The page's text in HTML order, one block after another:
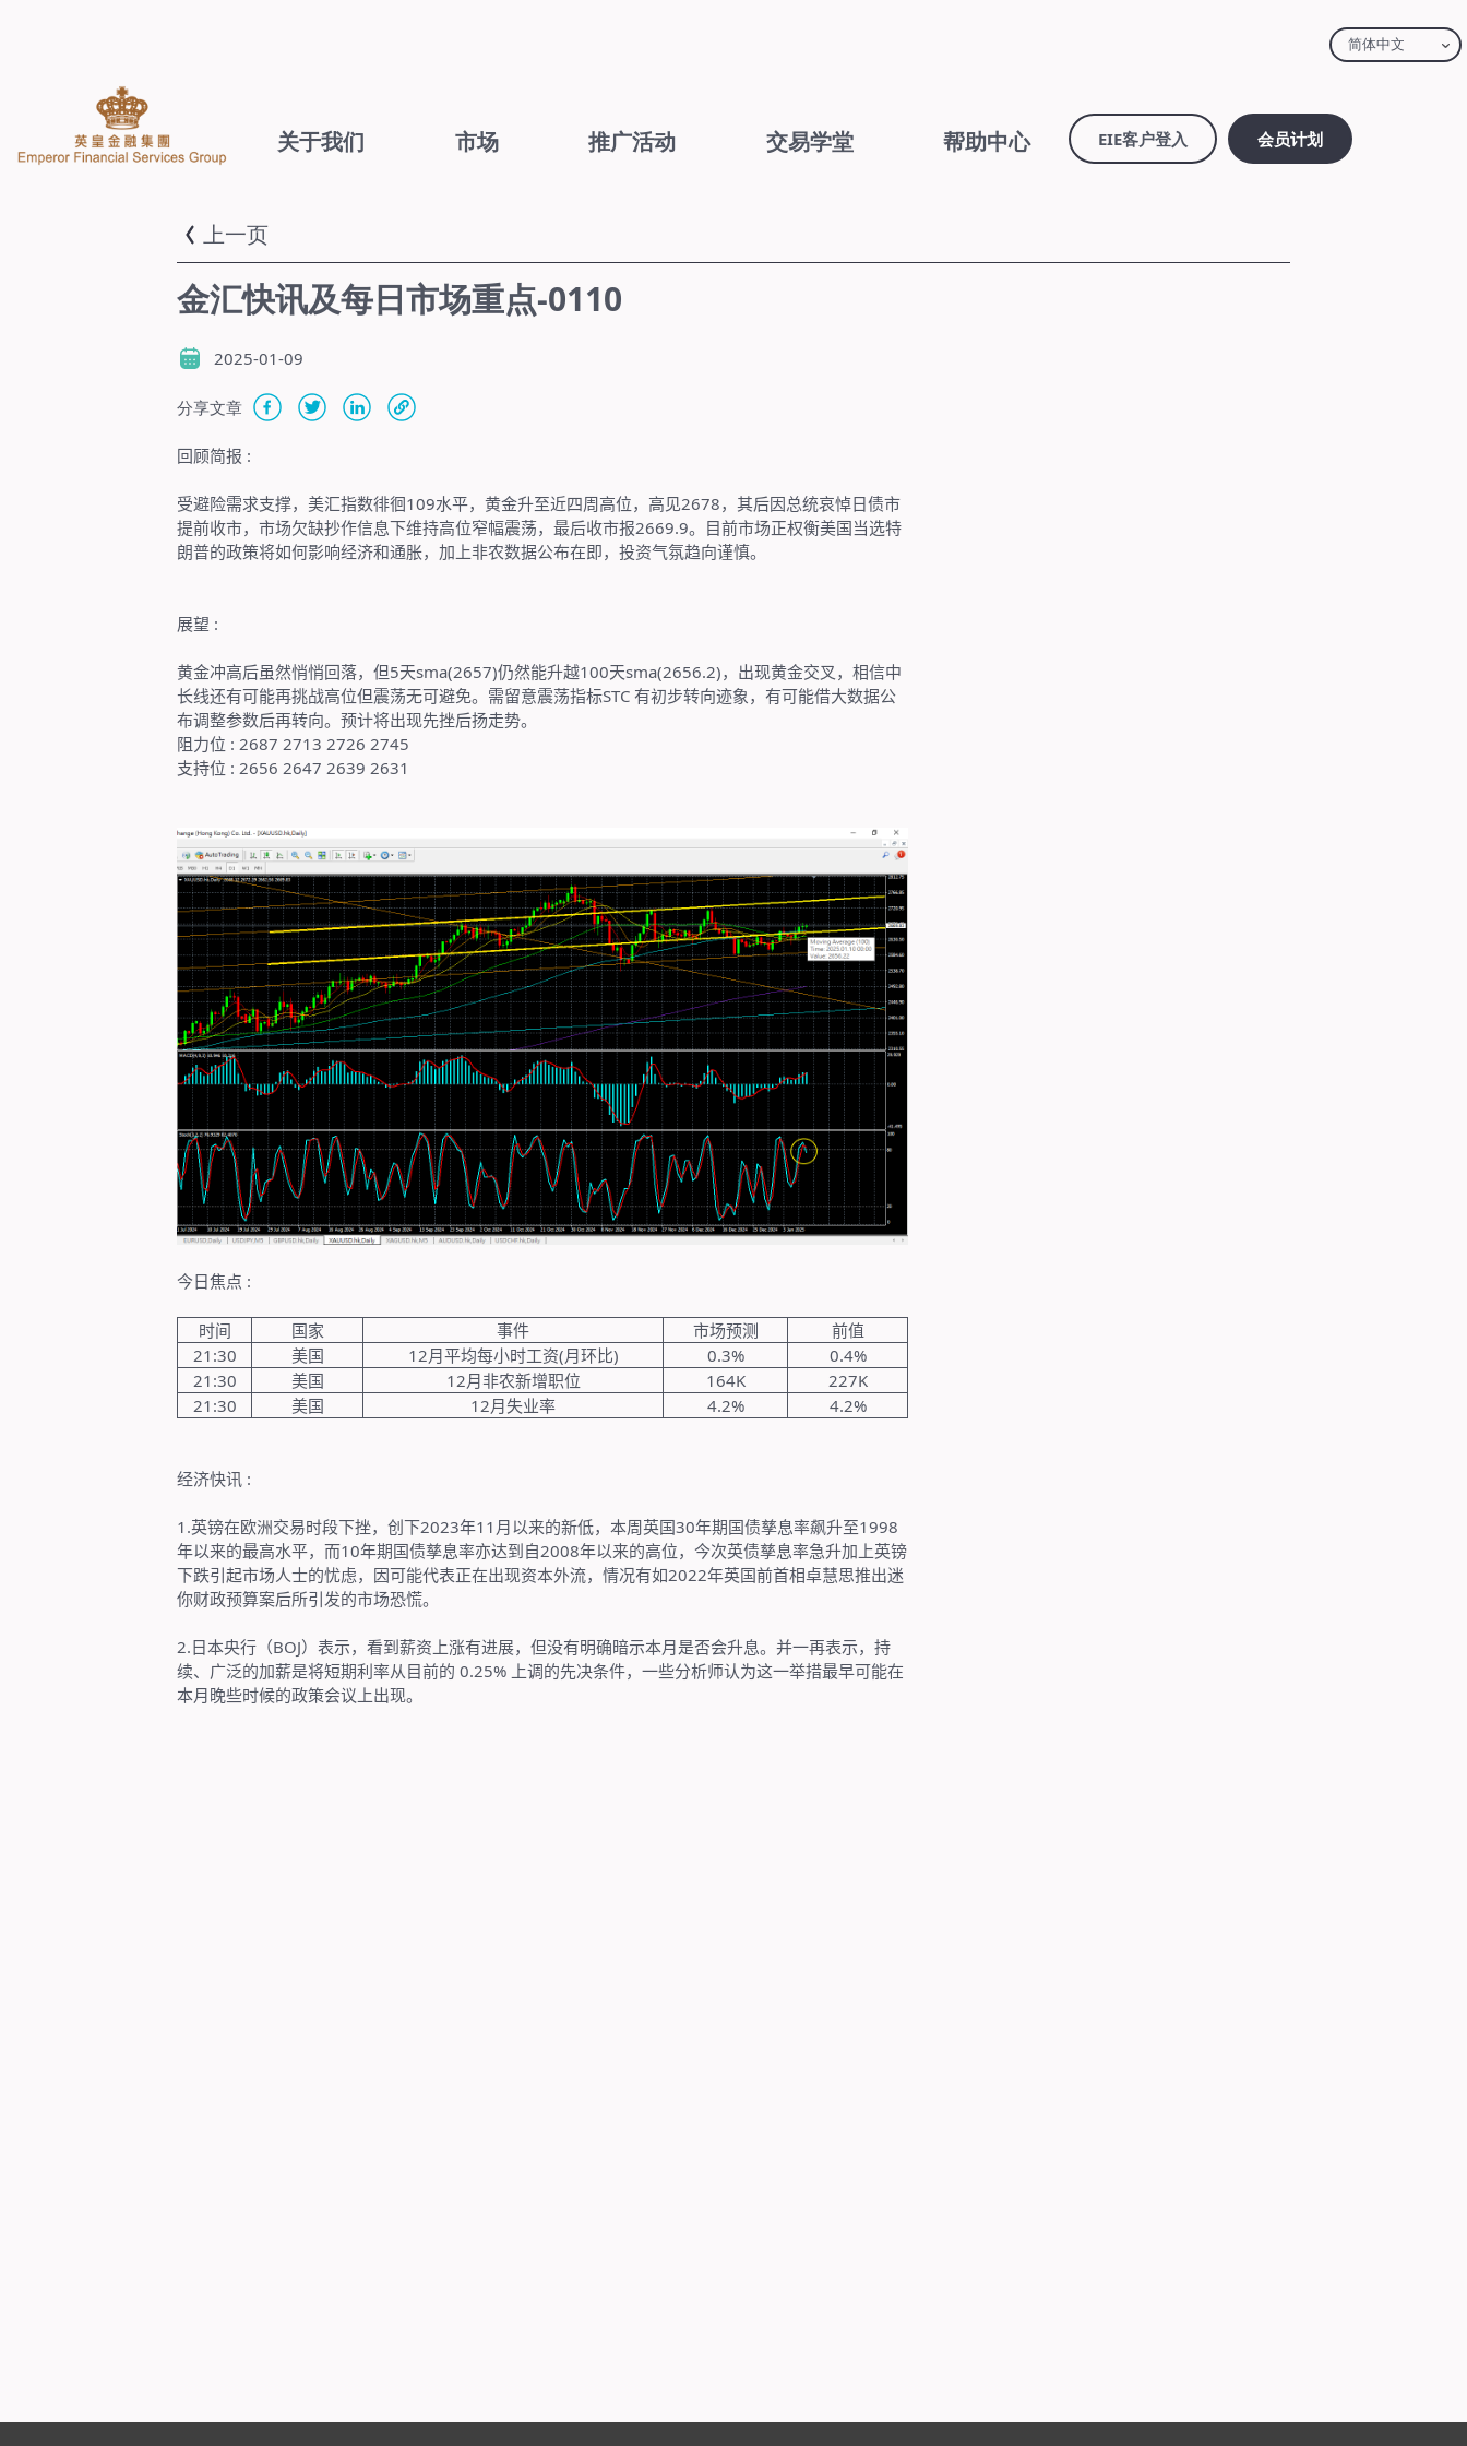
关于我们 市场 推广活动 交易学堂 帮助中心 EIE客户登入 会员计划
简体中文
上一页
金汇快讯及每日市场重点-0110
2025-01-09
分享文章
回顾简报 :
受避险需求支撑，美汇指数徘徊109水平，黄金升至近四周高位，高见2678，其后因总统哀悼日债市
提前收市，市场欠缺抄作信息下维持高位窄幅震荡，最后收市报2669.9。目前市场正权衡美国当选特
朗普的政策将如何影响经济和通胀，加上非农数据公布在即，投资气氛趋向谨慎。
展望 :
黄金冲高后虽然悄悄回落，但5天sma(2657)仍然能升越100天sma(2656.2)，出现黄金交叉，相信中
长线还有可能再挑战高位但震荡无可避免。需留意震荡指标STC 有初步转向迹象，有可能借大数据公
布调整参数后再转向。预计将出现先挫后扬走势。
阻力位 : 2687 2713 2726 2745
支持位 : 2656 2647 2639 2631
今日焦点 :
时间 国家 事件 市场预测
前值
21:30
美国 12月平均每小时工资(月环比) 0.3%
0.4%
21:30
美国 12月非农新增职位 164K
227K
21:30
美国 12月失业率 4.2% 4.2%
经济快讯 :
1.英镑在欧洲交易时段下挫，创下2023年11 月以来的新低，本周英国30年期国债孳息率飙升至1998
年以来的最高水平，而10年期国债孳息率亦达到自2008年以来的高位，今次英债孳息率急升加上英镑
下跌引起市场人士的忧虑，因可能代表正在出现资本外流，情况有如2022年英国前首相卓慧思推出迷
你财政预算案后所引发的市场恐慌。
2.日本央行（BOJ）表示，看到薪资上涨有进展，但没有明确暗示本月是否会升息。并一再表示，持
续、广泛的加薪是将短期利率从目前的 0.25% 上调的先决条件，一些分析师认为这一举措最早可能在
本月晚些时候的政策会议上出现。